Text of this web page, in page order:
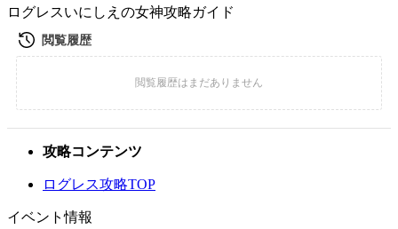
ログレスいにしえの女神攻略ガイド
攻略コンテンツ
ログレス攻略TOP
イベント情報